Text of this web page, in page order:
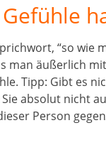
“so
man äußerlich
Tipp: Gibt es
absolut nicht
Person